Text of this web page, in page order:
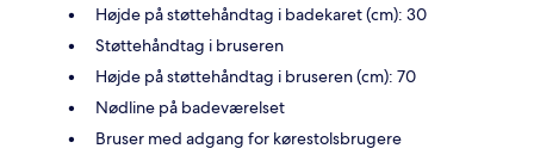
Højde på støttehåndtag i badekaret (cm): 30
Støttehåndtag i bruseren
Højde på støttehåndtag i bruseren (cm): 70
Nødline på badeværelset
Bruser med adgang for kørestolsbrugere